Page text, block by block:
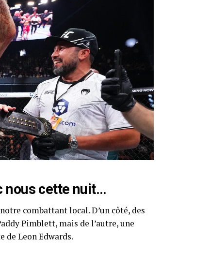
nous cette nuit…
combattant local. D’un côté, des
Pimblett, mais de l’autre, une
de Leon Edwards.